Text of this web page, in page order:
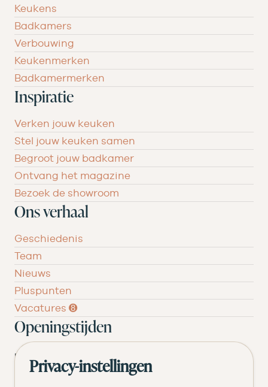
Keukens
Badkamers
Verbouwing
Keukenmerken
Badkamermerken
Inspiratie
Verken jouw keuken
Stel jouw keuken samen
Begroot jouw badkamer
Ontvang het magazine
Bezoek de showroom
Ons verhaal
Geschiedenis
Team
Nieuws
Pluspunten
Vacatures ➑
Openingstijden
DI 09.00 tot 17.30
Privacy-instellingen